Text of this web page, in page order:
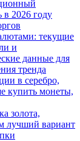
в 2026 году
текущие
и
данные для
тренда
в серебро,
купить монеты,
золота,
лучший вариант